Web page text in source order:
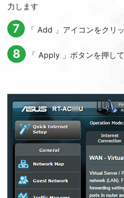
力します
7 「 Add 」アイコンをクリ
8 「 Apply」ボタンを押し